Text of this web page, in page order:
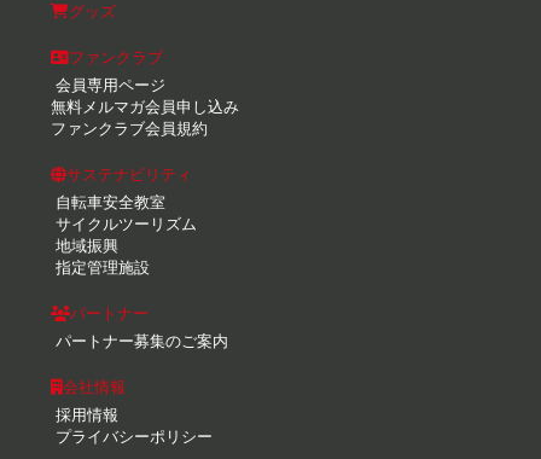
グッズ
ファンクラブ
会員専用ページ
無料メルマガ会員申し込み
ファンクラブ会員規約
サステナビリティ
自転車安全教室
サイクルツーリズム
地域振興
指定管理施設
パートナー
パートナー募集のご案内
会社情報
採用情報
プライバシーポリシー